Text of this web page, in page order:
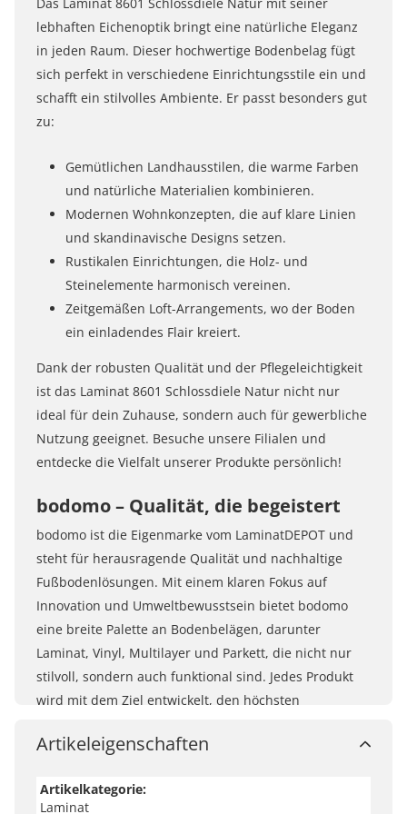
lebhaften Eichenoptik bringt eine natürliche Eleganz
in jeden Raum. Dieser hochwertige Bodenbelag fügt
sich perfekt in verschiedene Einrichtungsstile ein und
schafft ein stilvolles Ambiente. Er passt besonders gut
zu:
Gemütlichen Landhausstilen, die warme Farben
und natürliche Materialien kombinieren.
Modernen Wohnkonzepten, die auf klare Linien
und skandinavische Designs setzen.
Rustikalen Einrichtungen, die Holz- und
Steinelemente harmonisch vereinen.
Zeitgemäßen Loft-Arrangements, wo der Boden
ein einladendes Flair kreiert.
Dank der robusten Qualität und der Pflegeleichtigkeit
ist das Laminat 8601 Schlossdiele Natur nicht nur
ideal für dein Zuhause, sondern auch für gewerbliche
Nutzung geeignet. Besuche unsere Filialen und
entdecke die Vielfalt unserer Produkte persönlich!
bodomo – Qualität, die begeistert
bodomo ist die Eigenmarke vom LaminatDEPOT und
steht für herausragende Qualität und nachhaltige
Fußbodenlösungen. Mit einem klaren Fokus auf
Innovation und Umweltbewusstsein bietet bodomo
eine breite Palette an Bodenbelägen, darunter
Laminat, Vinyl, Multilayer und Parkett, die nicht nur
stilvoll, sondern auch funktional sind. Jedes Produkt
wird mit dem Ziel entwickelt, den höchsten
werden. bodomo verfolgt die Mission, jedem Zuhause
verleihen, während die Vision, eine
Artikeleigenschaften
Artikelkategorie:
Laminat